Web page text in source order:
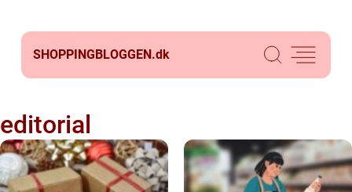
SHOPPINGBLOGGEN.dk
editorial